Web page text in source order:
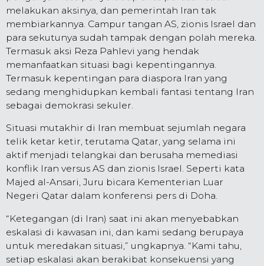
melakukan aksinya, dan pemerintah Iran tak
membiarkannya. Campur tangan AS, zionis Israel dan
para sekutunya sudah tampak dengan polah mereka.
Termasuk aksi Reza Pahlevi yang hendak
memanfaatkan situasi bagi kepentingannya.
Termasuk kepentingan para diaspora Iran yang
sedang menghidupkan kembali fantasi tentang Iran
sebagai demokrasi sekuler.
Situasi mutakhir di Iran membuat sejumlah negara
telik ketar ketir, terutama Qatar, yang selama ini
aktif menjadi telangkai dan berusaha memediasi
konflik Iran versus AS dan zionis Israel. Seperti kata
Majed al-Ansari, Juru bicara Kementerian Luar
Negeri Qatar dalam konferensi pers di Doha.
“Ketegangan (di Iran) saat ini akan menyebabkan
eskalasi di kawasan ini, dan kami sedang berupaya
untuk meredakan situasi,” ungkapnya. “Kami tahu,
setiap eskalasi akan berakibat konsekuensi yang